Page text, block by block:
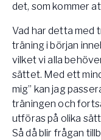
det, som kommer
Vad har detta med
träning i början
vilket vi alla
sättet. Med ett
mig” kan jag
träningen och
utföras på olika
Så då blir frågan